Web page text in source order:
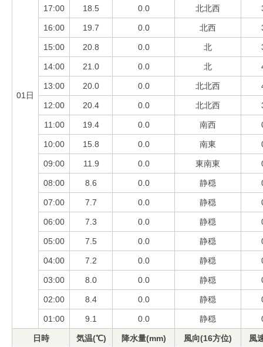
01日
17:00 18.5 0.0 北北西
16:00 19.7 0.0 北西
15:00 20.8 0.0 北
14:00 21.0 0.0 北
13:00 20.0 0.0 北北西
12:00 20.4 0.0 北北西
11:00 19.4 0.0 南西
10:00 15.8 0.0 南東
09:00 11.9 0.0 東南東
08:00 8.6 0.0 静穏
07:00 7.7 0.0 静穏
06:00 7.3 0.0 静穏
05:00 7.5 0.0 静穏
04:00 7.2 0.0 静穏
03:00 8.0 0.0 静穏
02:00 8.4 0.0 静穏
01:00 9.1 0.0 静穏
日時 気温(℃) 降水量(mm) 風向(16方位) 風